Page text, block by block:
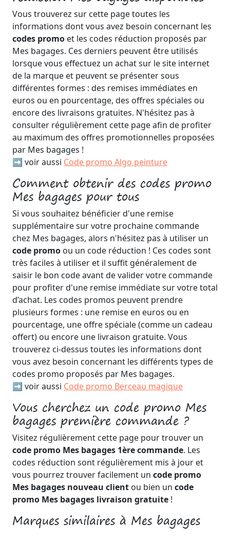
Vous trouverez sur cette page toutes les
informations dont vous avez besoin concernant les
codes promo et les codes réduction proposés par
Mes bagages. Ces derniers peuvent être utilisés
lorsque vous effectuez un achat sur le site internet
de la marque et peuvent se présenter sous
différentes formes : des remises immédiates en
euros ou en pourcentage, des offres spéciales ou
encore des livraisons gratuites. N'hésitez pas à
consulter régulièrement cette page afin de profiter
au maximum des offres promotionnelles proposées
par Mes bagages !
➡️ voir aussi Code promo Algo peinture
Comment obtenir des codes promo
Mes bagages pour tous
Si vous souhaitez bénéficier d'une remise
supplémentaire sur votre prochaine commande
chez Mes bagages, alors n'hésitez pas à utiliser un
code promo ou un code réduction ! Ces codes sont
très faciles à utiliser et il suffit généralement de
saisir le bon code avant de valider votre commande
pour profiter d'une remise immédiate sur votre total
d’achat. Les codes promos peuvent prendre
plusieurs formes : une remise en euros ou en
pourcentage, une offre spéciale (comme un cadeau
offert) ou encore une livraison gratuite. Vous
trouverez ci-dessus toutes les informations dont
vous avez besoin concernant les différents types de
codes promo proposés par Mes bagages.
➡️ voir aussi Code promo Berceau magique
Vous cherchez un code promo Mes
bagages première commande ?
Visitez régulièrement cette page pour trouver un
code promo Mes bagages 1ère commande. Les
codes réduction sont régulièrement mis à jour et
vous pourrez trouver facilement un code promo
Mes bagages nouveau client ou bien un code
promo Mes bagages livraison gratuite !
Marques similaires à Mes bagages